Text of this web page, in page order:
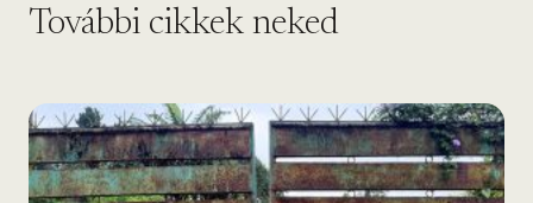
További cikkek neked